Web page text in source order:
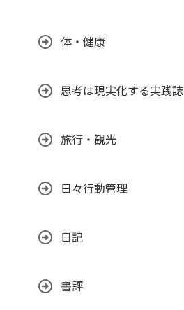
体・健康
思考は現実化する実践誌
旅行・観光
日々行動管理
日記
書評